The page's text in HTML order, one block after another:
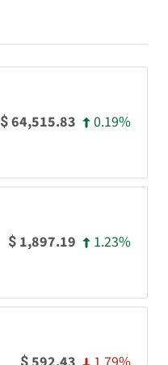
$64,515.83 0.19%
$ 1,897.19 1.23%